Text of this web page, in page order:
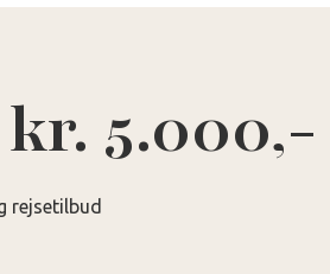
5.000,-
rejsetilbud